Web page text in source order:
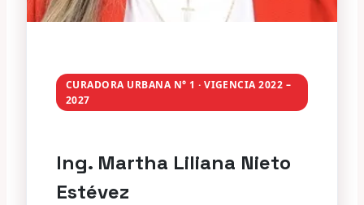
CURADORA URBANA N° 1 · VIGENCIA 2022 –
2027
Ing. Martha Liliana Nieto
Estévez